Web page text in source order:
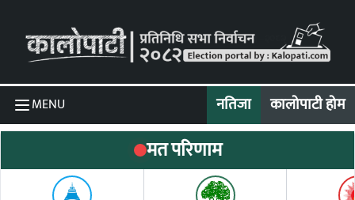
MENU नतिजा कालोपाटी होम
मत परिणाम